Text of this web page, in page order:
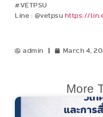
#VETPSU
Line : @vetpsuhttps://
admin March 4,
More